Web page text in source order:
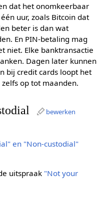
dat het onomkeerbaar
uur, zoals Bitcoin dat
beter is dan wat
En PIN-betaling mag
niet. Elke banktransactie
Dagen later kunnen
bij credit cards loopt het
op tot maanden.
bewerken
en "Non-custodial"
uitspraak "Not your